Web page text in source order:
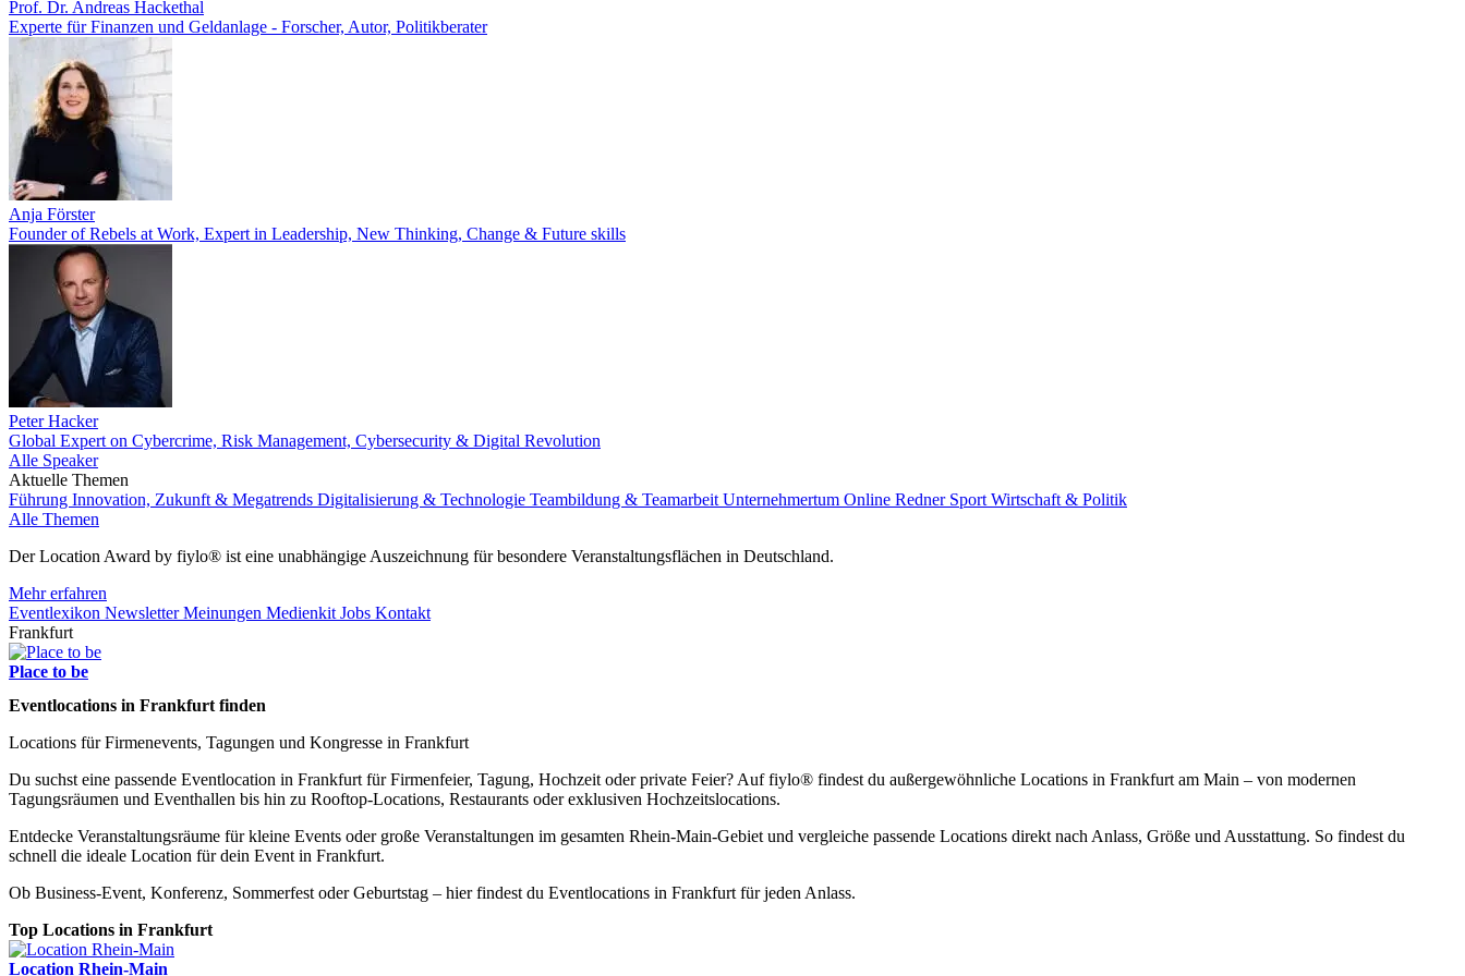
Prof. Dr. Andreas Hackethal
Experte für Finanzen und Geldanlage - Forscher, Autor, Politikberater
Anja Förster
Founder of Rebels at Work, Expert in Leadership, New Thinking, Change & Future skills
Peter Hacker
Global Expert on Cybercrime, Risk Management, Cybersecurity & Digital Revolution
Alle Speaker
Aktuelle Themen
Führung Innovation, Zukunft & Megatrends Digitalisierung & Technologie Teambildung & Teamarbeit Unternehmertum Online Redner Sport Wirtschaft & Politik
Alle Themen
Der Location Award by fiylo® ist eine unabhängige Auszeichnung für besondere Veranstaltungsflächen in Deutschland.
Mehr erfahren
Eventlexikon NewsletterMeinungen Medienkit Jobs Kontakt
Frankfurt
Place to be
Eventlocations in Frankfurt finden
Locations für Firmenevents, Tagungen und Kongresse in Frankfurt
Du suchst eine passende Eventlocation in Frankfurt für Firmenfeier, Tagung, Hochzeit oder private Feier? Auf fiylo® findest du außergewöhnliche Locations in Frankfurt am Main – von modernen
Tagungsräumen und Eventhallen bis hin zu Rooftop-Locations, Restaurants oder exklusiven Hochzeitslocations.
Entdecke Veranstaltungsräume für kleine Events oder große Veranstaltungen im gesamten Rhein-Main-Gebiet und vergleiche passende Locations direkt nach Anlass, Größe und Ausstattung. So findest du
schnell die ideale Location für dein Event in Frankfurt.
Ob Business-Event, Konferenz, Sommerfest oder Geburtstag – hier findest du Eventlocations in Frankfurt für jeden Anlass.
Top Locations in Frankfurt
Location Rhein-Main